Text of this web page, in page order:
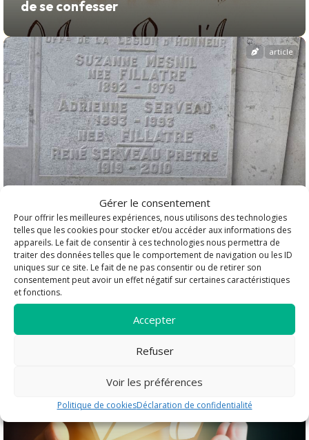
Gérer le consentement
Pour offrir les meilleures expériences, nous utilisons des technologies
telles que les cookies pour stocker et/ou accéder aux informations des
appareils. Le fait de consentir à ces technologies nous permettra de
traiter des données telles que le comportement de navigation ou les ID
uniques sur ce site. Le fait de ne pas consentir ou de retirer son
consentement peut avoir un effet négatif sur certaines caractéristiques
et fonctions.
Accepter
Refuser
Voir les préférences
Politique de cookiesDéclaration de confidentialité
de se confesser
Se rendre sur la tombe de l'abbé Serveau -
Premier curé de la paroisse Saint-Pie X
article